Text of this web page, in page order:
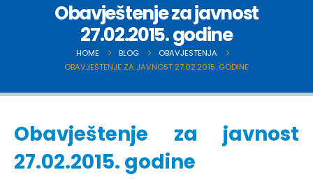
Obavještenje za javnost
27.02.2015. godine
HOME BLOG
OBAVJESTENJA
OBAVJEŠTENJE ZA JAVNOST 27.02.2015. GODINE
Obavještenje za javnost
27.02.2015. godine